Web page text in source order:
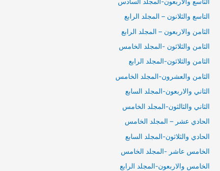
التاسع والثلانون – المجلد الرابع
الثامن والاربعون – المجلد الرابع
الثامن والثلاثون -المجلد الخامس
الثامن والثلاثون-المجلد الرابع
الثامن والعشرون-المجلد الخامس
الثاني والاربعون-المجلد السابع
الثاني والثالثون-المجلد الخامس
الحادي عشر – المجلد الخامس
الحادي والثلاثون-المجلد السابع
الخامس عاشر -المجلد الخامس
الخامس والاربعون-المجلد الرابع